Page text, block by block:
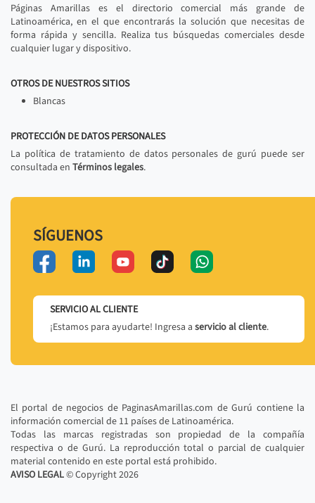
Páginas Amarillas es el directorio comercial más grande de
Latinoamérica, en el que encontrarás la solución que necesitas de
forma rápida y sencilla. Realiza tus búsquedas comerciales desde
cualquier lugar y dispositivo.
OTROS DE NUESTROS SITIOS
Blancas
PROTECCIÓN DE DATOS PERSONALES
La política de tratamiento de datos personales de gurú puede ser
consultada en Términos legales.
SÍGUENOS
SERVICIO AL CLIENTE
¡Estamos para ayudarte! Ingresa a servicio al cliente.
El portal de negocios de PaginasAmarillas.com de Gurú contiene la
información comercial de 11 países de Latinoamérica.
Todas las marcas registradas son propiedad de la compañía
respectiva o de Gurú. La reproducción total o parcial de cualquier
material contenido en este portal está prohibido.
AVISO LEGAL© Copyright2026